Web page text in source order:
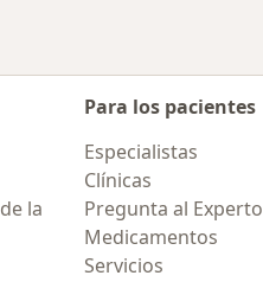
la
Para los pacientes
Especialistas
Clínicas
Pregunta al Experto
Medicamentos
Servicios